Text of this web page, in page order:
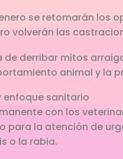
se retomarán los
volverán las
derribar mitos
animal y la
enfoque sanitario
con los
la atención de
o la rabia.